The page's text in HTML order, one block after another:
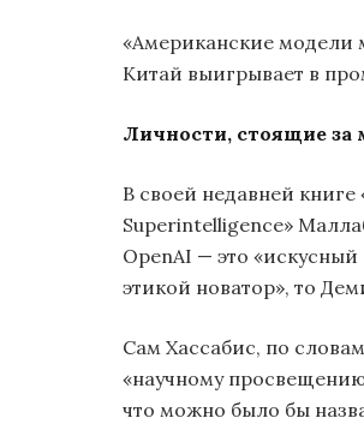
«Американские модели
Китай выигрывает в
Личности, стоящие
В своей недавней
Superintelligence»
OpenAI — это
этикой новатор», то
Сам Хассабис, по
«научному
что можно было бы